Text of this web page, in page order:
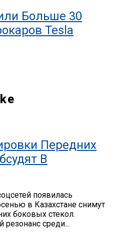
Больше 30
Tesla
Передних
В
появилась
в Казахстане снимут
боковых стекол.
среди...